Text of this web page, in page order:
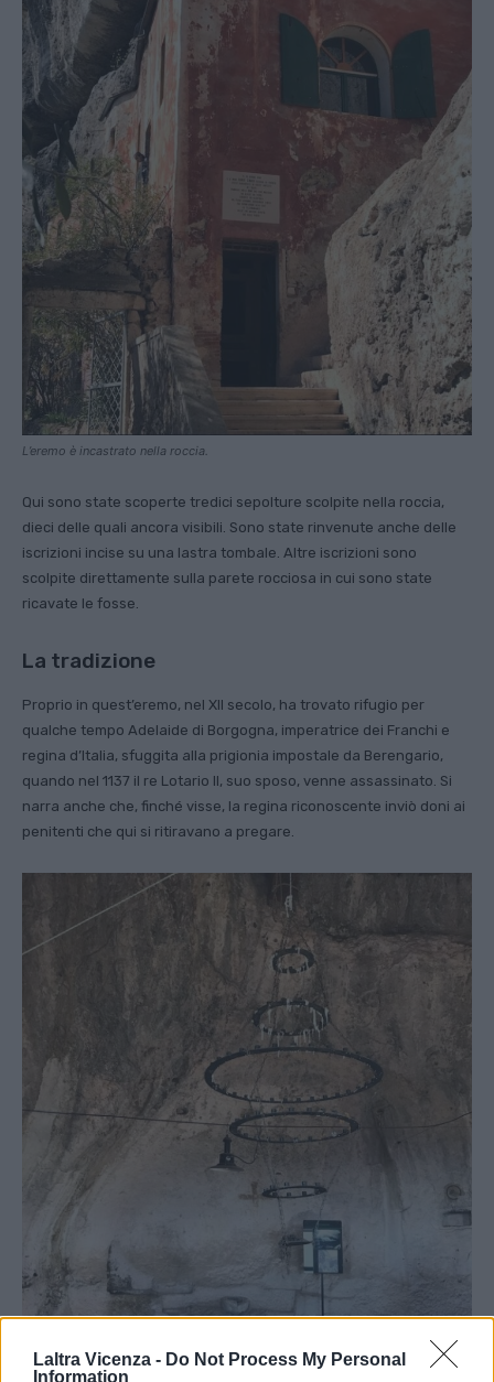
Laltra Vicenza - Do Not Process My Personal
Information
L’eremo è incastrato nella roccia.
Qui sono state scoperte tredici sepolture scolpite nella roccia,
dieci delle quali ancora visibili. Sono state rinvenute anche delle
iscrizioni incise su una lastra tombale. Altre iscrizioni sono
scolpite direttamente sulla parete rocciosa in cui sono state
ricavate le fosse.
La tradizione
Proprio in quest’eremo, nel XII secolo, ha trovato rifugio per
qualche tempo Adelaide di Borgogna, imperatrice dei Franchi e
regina d’Italia, sfuggita alla prigionia impostale da Berengario,
quando nel 1137 il re Lotario II, suo sposo, venne assassinato. Si
narra anche che, finché visse, la regina riconoscente inviò doni ai
penitenti che qui si ritiravano a pregare.